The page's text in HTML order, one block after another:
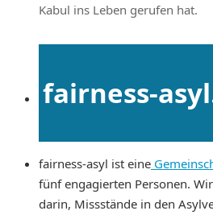
Kabul ins Leben gerufen hat.
fairness-
fairness-asyl ist eine
fünf engagierten Personen.
darin, Missstände in den